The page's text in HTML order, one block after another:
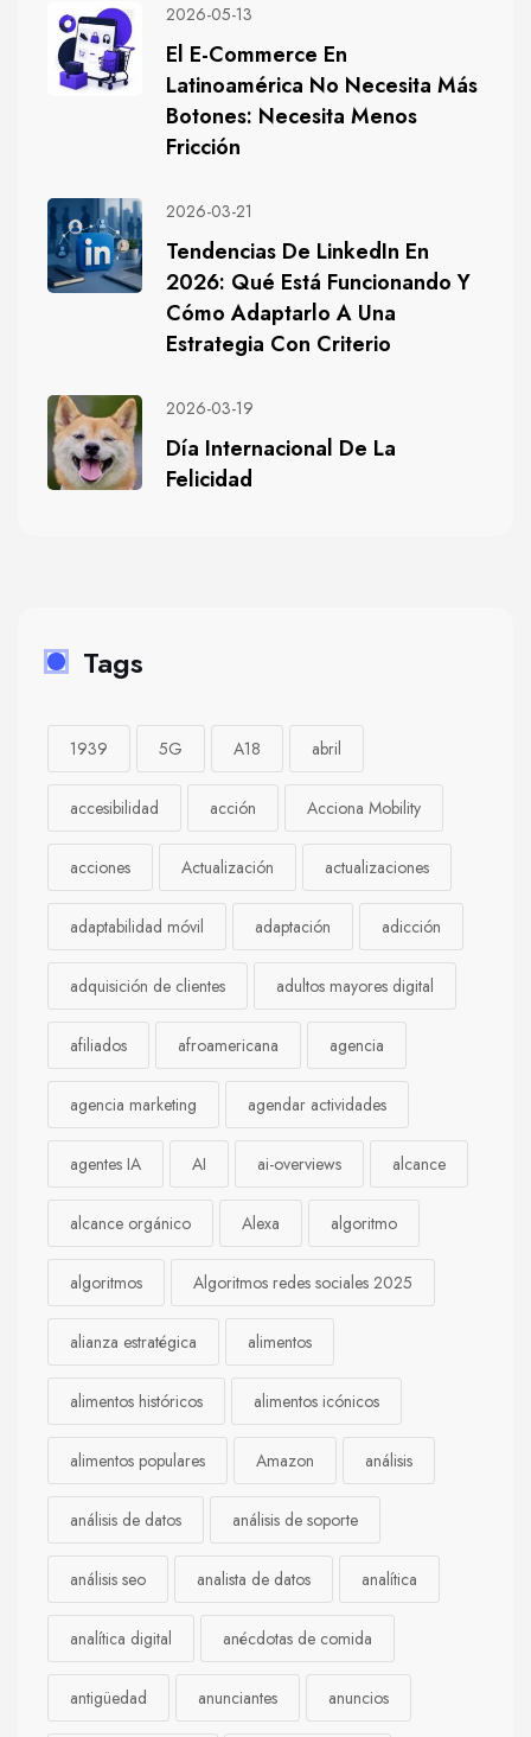
2026-05-13
El E-Commerce En
Latinoamérica No Necesita Más
Botones: Necesita Menos
Fricción
2026-03-21
Tendencias De LinkedIn En
2026: Qué Está Funcionando Y
Cómo Adaptarlo A Una
Estrategia Con Criterio
2026-03-19
Día Internacional De La
Felicidad
Tags
1939 5G A18 abril
accesibilidad acción Acciona Mobility
acciones Actualización actualizaciones
adaptabilidad móvil adaptación adicción
adquisición de clientes adultos mayores digital
afiliados afroamericana agencia
agencia marketing agendar actividades
agentes IA AI ai-overviews alcance
alcance orgánico Alexa algoritmo
algoritmos Algoritmos redes sociales 2025
alianza estratégica alimentos
alimentos históricos alimentos icónicos
alimentos populares Amazon análisis
análisis de datos análisis de soporte
análisis seo analista de datos analítica
analítica digital anécdotas de comida
antigüedad anunciantes anuncios